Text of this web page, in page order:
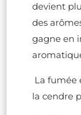
devient
des
gagne en
La fumée
la cendre